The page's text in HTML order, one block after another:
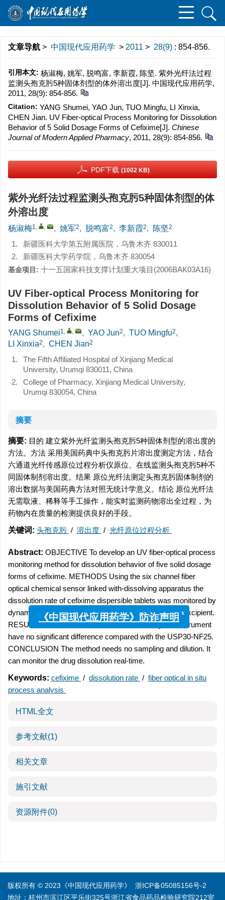
文章导航 > 中国现代应用药学 > 2011 > 28(9) : 854-856.
引用本文: 杨淑梅, 姚军, 脱鸣富, 李新霞, 陈坚. 紫外光纤法过程
监测头孢克肟5种固体剂型的体外溶出度[J]. 中国现代应用药学,
2011, 28(9): 854-856.
Citation: YANG Shumei, YAO Jun, TUO Mingfu, LI Xinxia,
CHEN Jian. UV Fiber-optical Process Monitoring for Dissolution
Behavior of 5 Solid Dosage Forms of Cefixime[J]. Chinese
Journal of Modern Applied Pharmacy, 2011, 28(9): 854-856.
PDF下载 (1002 KB)
紫外光纤法过程监测头孢克肟5种固体剂型的体
外溶出度
杨淑梅1, , , 姚军2, 脱鸣富2, 李新霞2, 陈坚2
1.
新疆医科大学第五附属医院，乌鲁木齐 830011
2.
新疆医科大学药学院，乌鲁木齐 830054
基金项目: 十一五国家科技支撑计划重大项目(2006BAK03A16)
UV Fiber-optical Process Monitoring for
Dissolution Behavior of 5 Solid Dosage
Forms of Cefixime
YANG Shumei1, , , YAO Jun2, TUO Mingfu2,
LI Xinxia2, CHEN Jian2
1.
The Fifth Affiliated Hospital of Xinjiang Medical
University, Urumqi 830011, China
2.
College of Pharmacy, Xinjiang Medical University,
Urumqi 830054, China
摘要
摘要: 目的 建立紫外光纤监测头孢克肟5种固体剂型的溶出度的
方法。方法 采用美国药典中头孢克肟片溶出度测定方法，结合
六通道光纤传感原位过程分析仪原位、在线监测头孢克肟5种不
同固体制剂溶出度。结果 原位光纤法测定头孢克肟固体制剂的
溶出数据与美国药典方法对照无统计学意义。结论 原位光纤法
无需取液、稀释等手工操作，能实时监测药物溶出全过程，为
药物内在质量的检测提供良好的手段。
关键词: 头孢克肟 / 溶出度 / 光纤原位过程分析
Abstract: OBJECTIVE To develop an UV fiber-optical process
monitoring method for dissolution behavior of five solid dosage
forms of cefixime. METHODS Using the six channel fiber
optical chemical sensor linked with-dissolving apparatus the
dissolution rate of cefixime dispersible tablets was monitored by
dynamic multiplying factor to eliminate interference of excipient.
RESULTS The dissolution results measured by the instrument
have no significant difference compared with the USP30-NF25.
CONCLUSION The method needs no sampling and dilution. It
can monitor the drug dissolution real-time.
Keywords: cefixime / dissolution rate / fiber optical in situ
process analysis
HTML全文
参考文献(1)
相关文章
施引文献
资源附件(0)
版权所有 © 2023《中国现代应用药学》 浙ICP备05085156号-2
地址：杭州市滨江区平乐街325号浙江省食品药品检验研究院212室
《中国现代应用药学》防诈声明